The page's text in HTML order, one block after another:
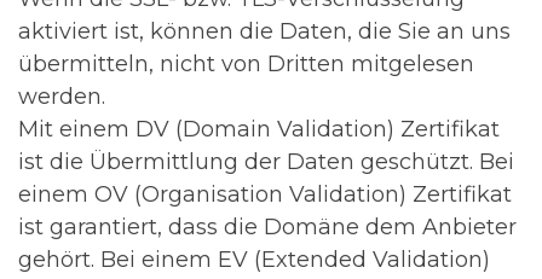
aktiviert ist, können die Daten, die Sie an uns
übermitteln, nicht von Dritten mitgelesen
werden.
Mit einem DV (Domain Validation) Zertifikat
ist die Übermittlung der Daten geschützt. Bei
einem OV (Organisation Validation) Zertifikat
ist garantiert, dass die Domäne dem Anbieter
gehört. Bei einem EV (Extended Validation)